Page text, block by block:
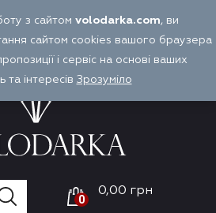
UA
Войти
доставка
0
0,00 грн
з сайтом volodarka.com, ви
сайтом cookies вашого браузера
і сервіс на основі ваших
та інтересів Зрозуміло